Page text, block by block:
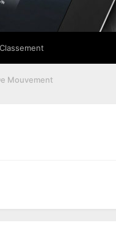
Classement
Mouvement